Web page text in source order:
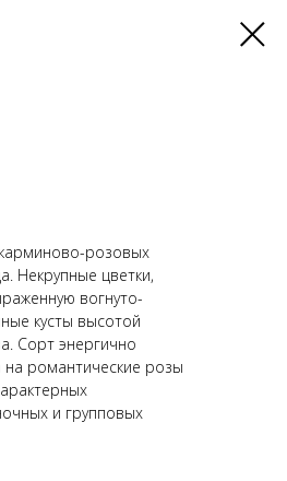
розовых
Некрупные цветки,
вогнуто-
кусты высотой
Сорт энергично
на романтические розы
и групповых